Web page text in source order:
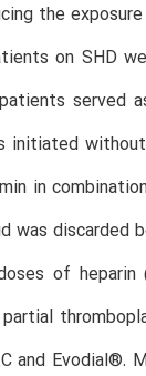
the
on SHD
served
in
discarded
of
and Evodial®.